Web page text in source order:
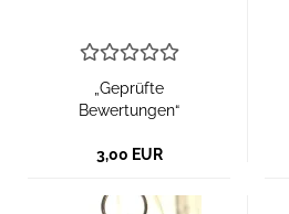
„Geprüfte
Bewertungen“
3,00 EUR